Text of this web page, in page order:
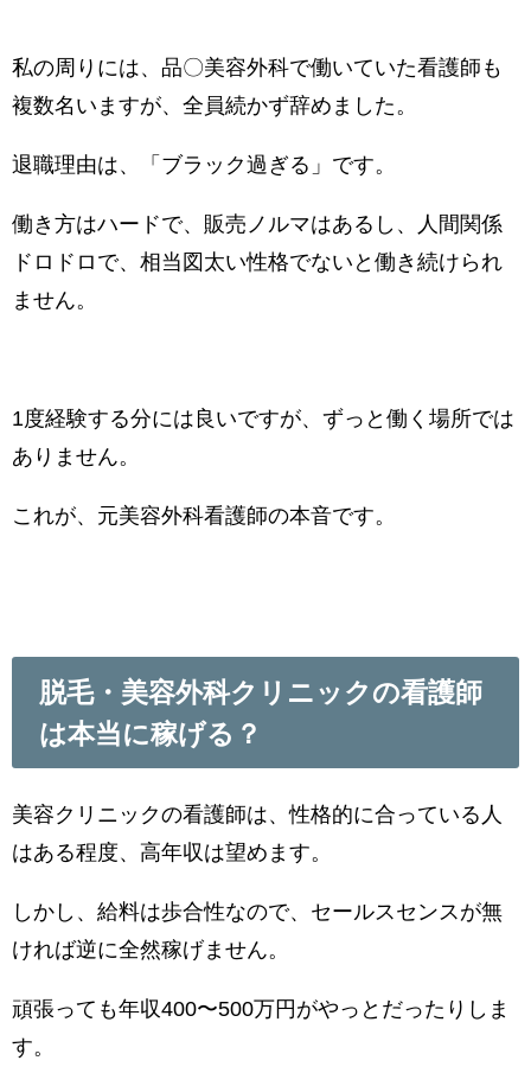
私の周りには、品〇美容外科で働いていた看護師も
複数名いますが、全員続かず辞めました。
退職理由は、「ブラック過ぎる」です。
働き方はハードで、販売ノルマはあるし、人間関係
ドロドロで、相当図太い性格でないと働き続けられ
ません。
1度経験する分には良いですが、ずっと働く場所では
ありません。
これが、元美容外科看護師の本音です。
脱毛・美容外科クリニックの看護師
は本当に稼げる？
美容クリニックの看護師は、性格的に合っている人
はある程度、高年収は望めます。
しかし、給料は歩合性なので、セールスセンスが無
ければ逆に全然稼げません。
頑張っても年収400〜500万円がやっとだったりしま
す。